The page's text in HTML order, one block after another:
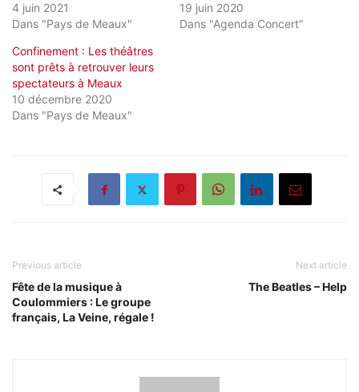
4 juin 2021
Dans "Pays de Meaux"
19 juin 2020
Dans "Agenda Concert"
Confinement : Les théâtres
sont prêts à retrouver leurs
spectateurs à Meaux
10 décembre 2020
Dans "Pays de Meaux"
Previous article
Fête de la musique à
Coulommiers : Le groupe
français, La Veine, régale !
Next article
The Beatles – Help